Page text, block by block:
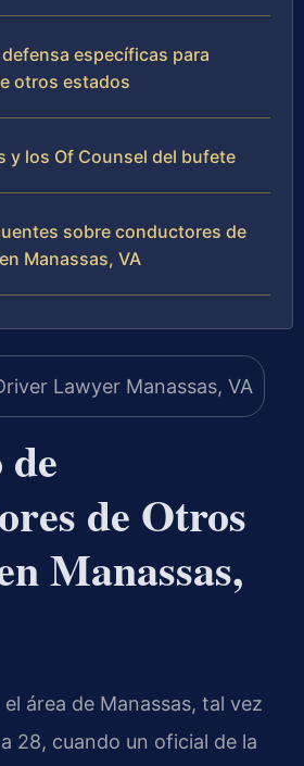
específicas para
otros estados
y los Of Counsel del bufete
sobre conductores de
Manassas, VA
de Otros
Manassas,
área de Manassas, tal vez
28, cuando un oficial de la